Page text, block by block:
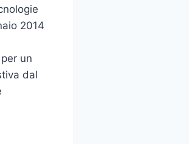
2014
un
dal